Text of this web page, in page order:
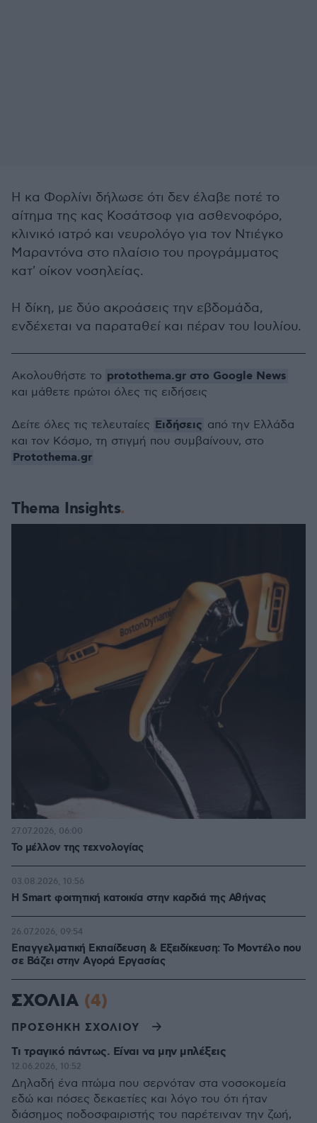
Η κα Φορλίνι δήλωσε ότι δεν έλαβε ποτέ το
αίτημα της κας Κοσάτσοφ για ασθενοφόρο,
κλινικό ιατρό και νευρολόγο για τον Ντιέγκο
Μαραντόνα στο πλαίσιο του προγράμματος
κατ' οίκον νοσηλείας.
Η δίκη, με δύο ακροάσεις την εβδομάδα,
ενδέχεται να παραταθεί και πέραν του Ιουλίου.
Thema Insights
Το μέλλον της τεχνολογίας
27.07.2026, 06:00
Η Smart φοιτητική κατοικία στην καρδιά της Αθήνας
03.08.2026, 10:56
Επαγγελματική Εκπαίδευση & Εξειδίκευση: Το Mοντέλο που
σε Bάζει στην Aγορά Eργασίας
26.07.2026, 09:54
Ακολουθήστε το protothema.gr στο Google News
και μάθετε πρώτοι όλες τις ειδήσεις
Δείτε όλες τις τελευταίες Ειδήσεις από την Ελλάδα
και τον Κόσμο, τη στιγμή που συμβαίνουν, στο
Protothema.gr
ΣΧΟΛΙΑ (4)
ΠΡΟΣΘΗΚΗ ΣΧΟΛΙΟΥ
Τι τραγικό πάντως. Είναι να μην μπλέξεις
12.06.2026, 10:52
Δηλαδή ένα πτώμα που σερνόταν στα νοσοκομεία
εδώ και πόσες δεκαετίες και λόγο του ότι ήταν
διάσημος ποδοσφαιριστής του παρέτειναν την ζωή,